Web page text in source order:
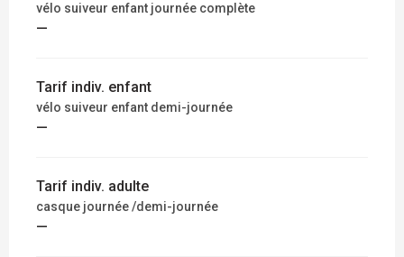
vélo suiveur enfant journée complète
—
Tarif indiv. enfant
vélo suiveur enfant demi-journée
—
Tarif indiv. adulte
casque journée /demi-journée
—